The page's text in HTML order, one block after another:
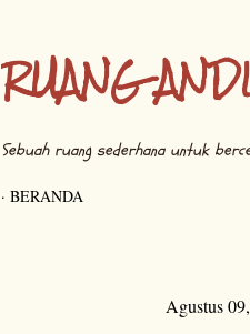
RUANG
Sebuah ruang sederhana untuk
BERANDA
Agustus